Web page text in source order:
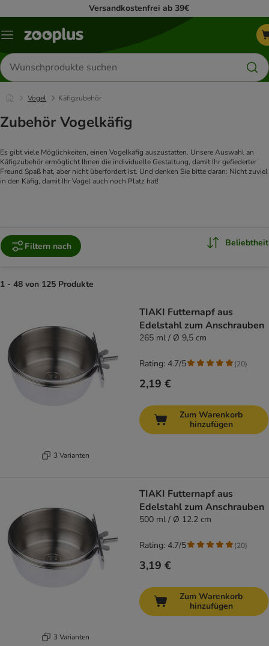
Versandkostenfrei ab 39€
Menü
Produkte
suchen
Vogel Käfigzubehör
Zubehör Vogelkäfig
Es gibt viele Möglichkeiten, einen Vogelkäfig auszustatten. Unsere Auswahl an
Käfigzubehör ermöglicht Ihnen die individuelle Gestaltung, damit Ihr gefiederter
Freund Spaß hat, aber nicht überfordert ist. Und denken Sie bitte daran: Nicht zuviel
in den Käfig, damit Ihr Vogel auch noch Platz hat!
Filtern nach Beliebtheit
1 - 48 von 125 Produkte
3 Varianten
TIAKI Futternapf aus
Edelstahl zum Anschrauben
265 ml / Ø 9,5 cm
2,19 €
Rating: 4.7/5 (20)
Zum Warenkorb
hinzufügen
3 Varianten
TIAKI Futternapf aus
Edelstahl zum Anschrauben
500 ml / Ø 12.2 cm
3,19 €
Rating: 4.7/5 (20)
Zum Warenkorb
hinzufügen